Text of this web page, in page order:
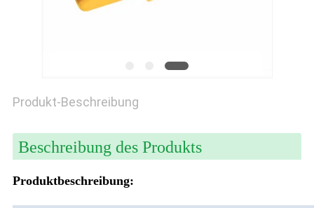
Produkt-Beschreibung
Beschreibung des Produkts
Produktbeschreibung: